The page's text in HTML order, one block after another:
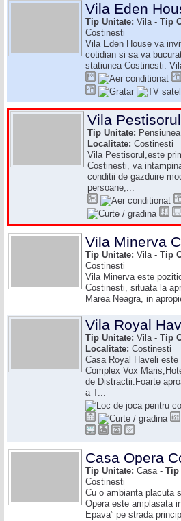
Vila Eden
Tip Unitate: Vila - Tip
Costinesti
Vila Eden House va
cotidian si sa va
statiunea Costinesti.
Vila
Tip Unitate:
Localitate: Costinesti
Vila Pestisorul,este
Costinesti, va
conditii de gazduire
persoane,...
Vila Minerva
Tip Unitate: Vila - Tip
Costinesti
Vila Minerva este
Costinesti, situata la
Marea Neagra, in
Vila Royal
Tip Unitate: Vila - Tip
Localitate: Costinesti
Casa Royal Haveli
Complex Vox
de Distractii.Foarte
a T...
Casa Opera
Tip Unitate: Casa - Tip
Costinesti
Cu o ambianta placuta
Opera este amplasata
Epava” pe strada